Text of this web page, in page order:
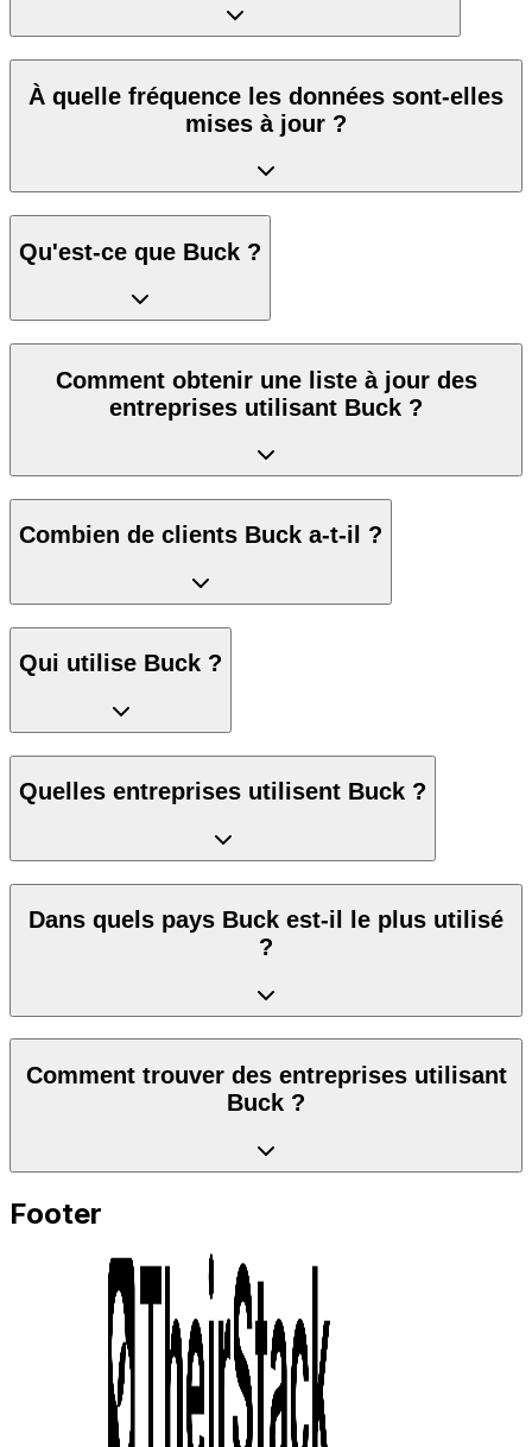
À quelle fréquence les données sont-elles
mises à jour ?
Qu'est-ce que Buck ?
Comment obtenir une liste à jour des
entreprises utilisant Buck ?
Combien de clients Buck a-t-il ?
Qui utilise Buck ?
Quelles entreprises utilisent Buck ?
Dans quels pays Buck est-il le plus utilisé
?
Comment trouver des entreprises utilisant
Buck ?
Footer